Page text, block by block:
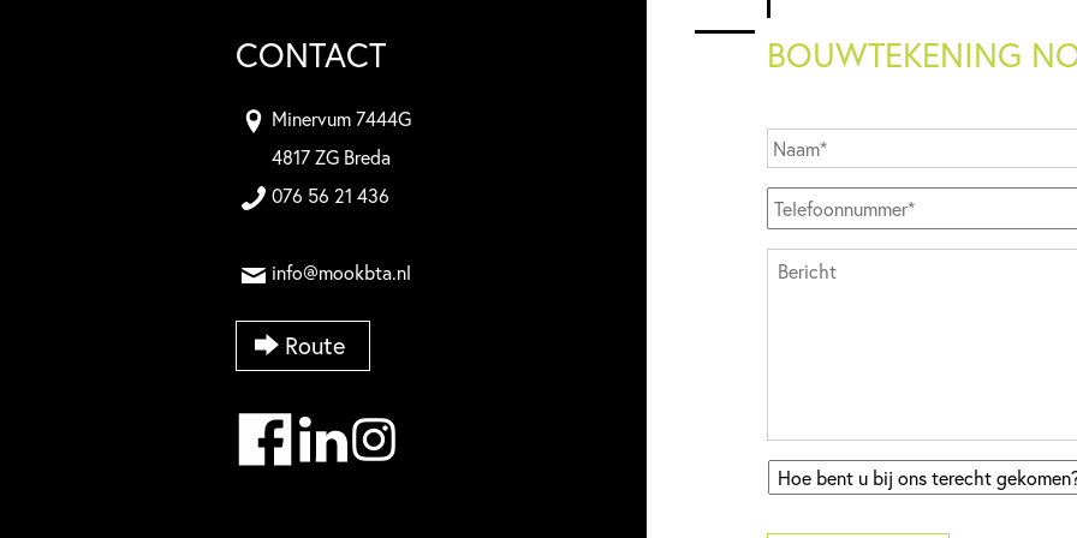
CONTACT
Minervum 7444G
4817 ZG Breda
076 56 21 436
info@mookbta.nl
Route
BOUWTEKENING